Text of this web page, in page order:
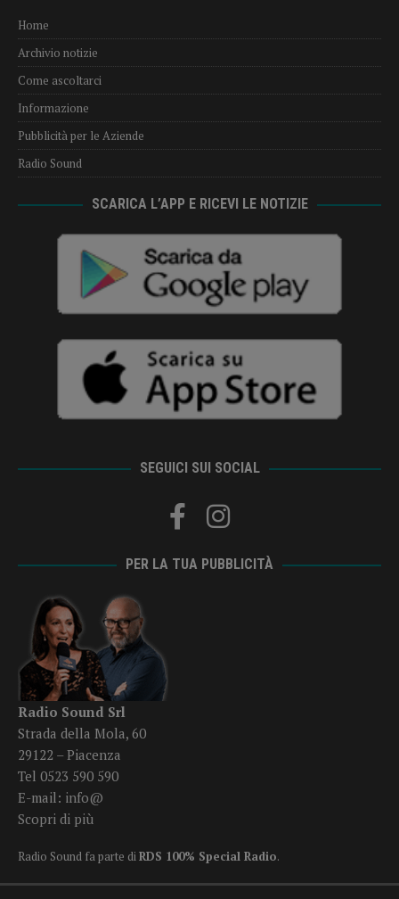
Home
Archivio notizie
Come ascoltarci
Informazione
Pubblicità per le Aziende
Radio Sound
SCARICA L’APP E RICEVI LE NOTIZIE
SEGUICI SUI SOCIAL
PER LA TUA PUBBLICITÀ
Radio Sound Srl
Strada della Mola, 60
29122 – Piacenza
Tel 0523 590 590
E-mail: info@
Scopri di più
Radio Sound fa parte diRDS 100% Special Radio.